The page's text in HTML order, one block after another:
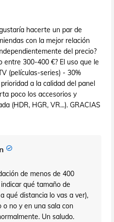
hacerte un par de
con la mejor relación
del precio?
entre 300-400 €? El uso que le
(películas-series) - 30%
a la calidad del panel
poco los accesorios y
(HDR, HGR, VR...). GRACIAS
de menos de 400
qué tamaño de
qué distancia lo vas a ver),
o no y en una sala con
Un saludo.